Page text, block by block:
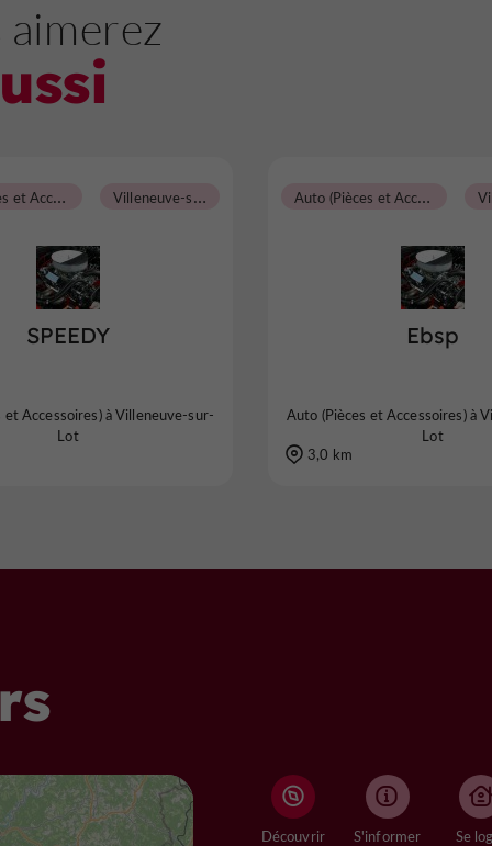
aimerez
SPEEDY
A
uto (Pièces et Accessoires) V
illeneuve-sur-Lot
et Accessoires) à Villeneuve-sur-
Lot
Ebsp
A
uto (Pièces et Accessoires)
Auto (Pièces et Accessoires) à
Lot
3,0 km
Découvrir S'informer Se